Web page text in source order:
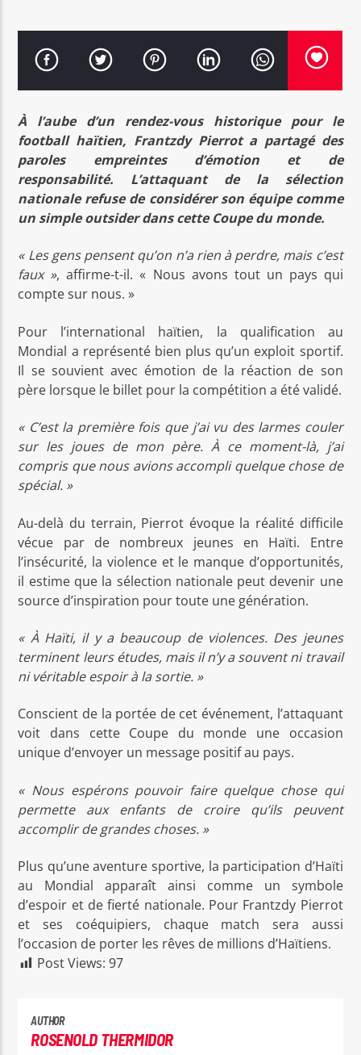
Bel Tv Radio
À l’aube d’un rendez-vous historique pour le
football haïtien, Frantzdy Pierrot a partagé des
paroles empreintes d’émotion et de
responsabilité. L’attaquant de la sélection
nationale refuse de considérer son équipe comme
un simple outsider dans cette Coupe du monde.
« Les gens pensent qu’on n’a rien à perdre, mais c’est
faux », affirme-t-il. « Nous avons tout un pays qui
compte sur nous. »
Pour l’international haïtien, la qualification au
Mondial a représenté bien plus qu’un exploit sportif.
Il se souvient avec émotion de la réaction de son
père lorsque le billet pour la compétition a été validé.
« C’est la première fois que j’ai vu des larmes couler
sur les joues de mon père. À ce moment-là, j’ai
compris que nous avions accompli quelque chose de
spécial. »
Au-delà du terrain, Pierrot évoque la réalité difficile
vécue par de nombreux jeunes en Haïti. Entre
l’insécurité, la violence et le manque d’opportunités,
il estime que la sélection nationale peut devenir une
source d’inspiration pour toute une génération.
« À Haïti, il y a beaucoup de violences. Des jeunes
terminent leurs études, mais il n’y a souvent ni travail
ni véritable espoir à la sortie. »
Conscient de la portée de cet événement, l’attaquant
voit dans cette Coupe du monde une occasion
unique d’envoyer un message positif au pays.
« Nous espérons pouvoir faire quelque chose qui
permette aux enfants de croire qu’ils peuvent
accomplir de grandes choses. »
Plus qu’une aventure sportive, la participation d’Haïti
au Mondial apparaît ainsi comme un symbole
d’espoir et de fierté nationale. Pour Frantzdy Pierrot
et ses coéquipiers, chaque match sera aussi
l’occasion de porter les rêves de millions d’Haïtiens.
Post Views: 97
AUTHOR
ROSENOLD THERMIDOR